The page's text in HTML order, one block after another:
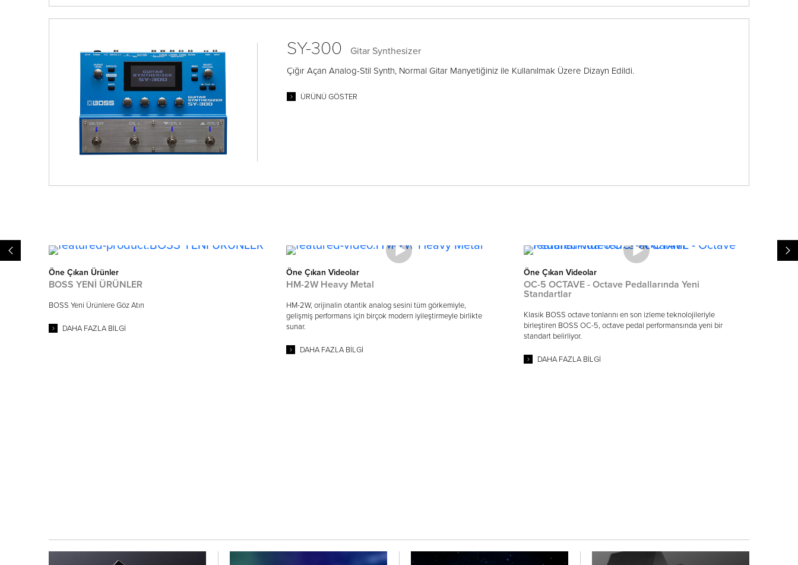
SY-300 Gitar Synthesizer
Çığır Açan Analog-Stil Synth, Normal Gitar Manyetiğiniz ile Kullanılmak Üzere Dizayn Edildi.
ÜRÜNÜ GÖSTER
Öne Çıkan Ürünler
BOSS YENİ ÜRÜNLER
BOSS Yeni Ürünlere Göz Atın
DAHA FAZLA BILGI
Öne Çıkan Videolar
HM-2W Heavy Metal
HM-2W, orijinalin otantik analog sesini tüm görkemiyle,
gelişmiş performans için birçok modern iyileştirmeyle birlikte
sunar.
DAHA FAZLA BILGI
Öne Çıkan Videolar
OC-5 OCTAVE - Octave Pedallarında Yeni
Standartlar
Klasik BOSS octave tonlarını en son izleme teknolojileriyle
birleştiren BOSS OC-5, octave pedal performansında yeni bir
standart belirliyor.
DAHA FAZLA BILGI